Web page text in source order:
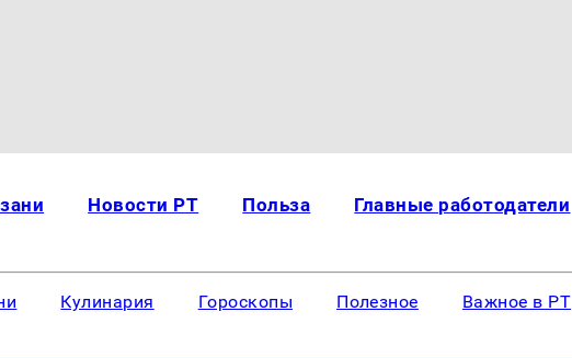
Новости РТ Польза Главные работодатели
Кулинария Гороскопы Полезное Важное в РТ